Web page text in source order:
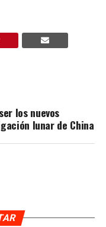
los nuevos
lunar de China